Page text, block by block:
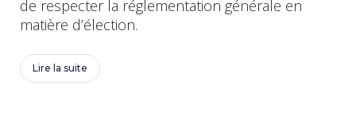
de respecter la réglementation générale en
matière d’élection.
Lire la suite